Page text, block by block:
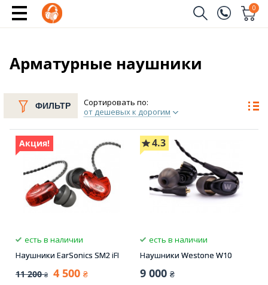
0
Телефон
Отправить
Арматурные наушники
ФИЛЬТР
Сортировать по:
от дешевых к дорогим
Акция!
есть в наличии
Наушники EarSonics SM2 iFI
11 200 ₴ 4 500 ₴
4.3
есть в наличии
Наушники Westone W10
9 000 ₴